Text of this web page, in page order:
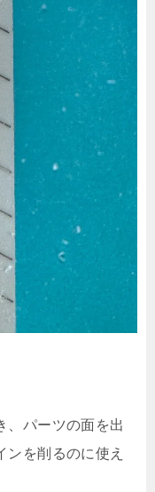
、パーツの面を出
ンを削るのに使え